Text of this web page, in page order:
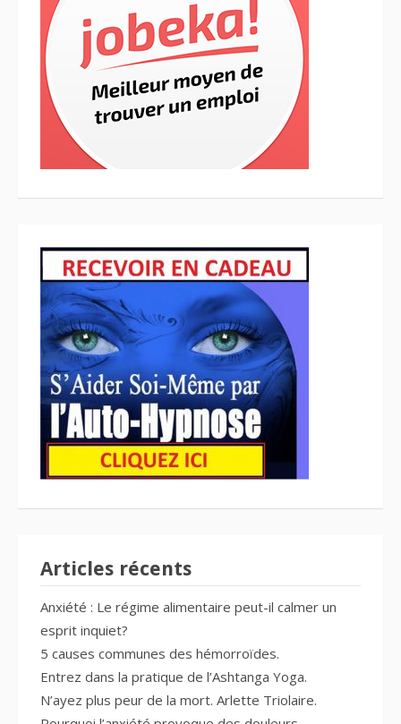
Articles récents
Anxiété : Le régime alimentaire peut-il calmer un
esprit inquiet?
5 causes communes des hémorroïdes.
Entrez dans la pratique de l’Ashtanga Yoga.
N’ayez plus peur de la mort. Arlette Triolaire.